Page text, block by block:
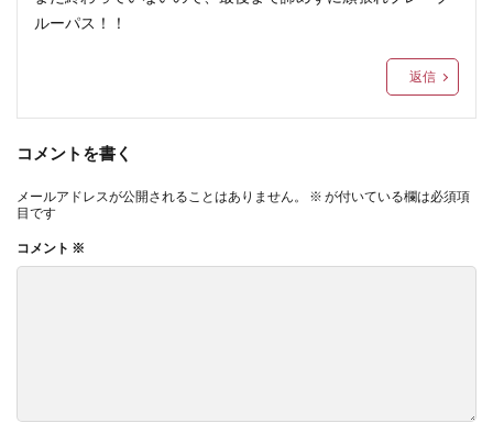
ルーパス！！
返信
コメントを書く
メールアドレスが公開されることはありません。 ※ が付いている欄は必須項
目です
コメント ※